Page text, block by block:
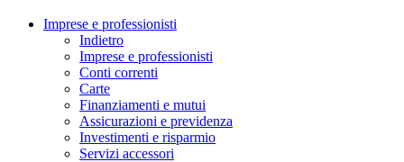
Imprese e professionisti
Indietro
Imprese e professionisti
Conti correnti
Carte
Finanziamenti e mutui
Assicurazioni e previdenza
Investimenti e risparmio
Servizi accessori